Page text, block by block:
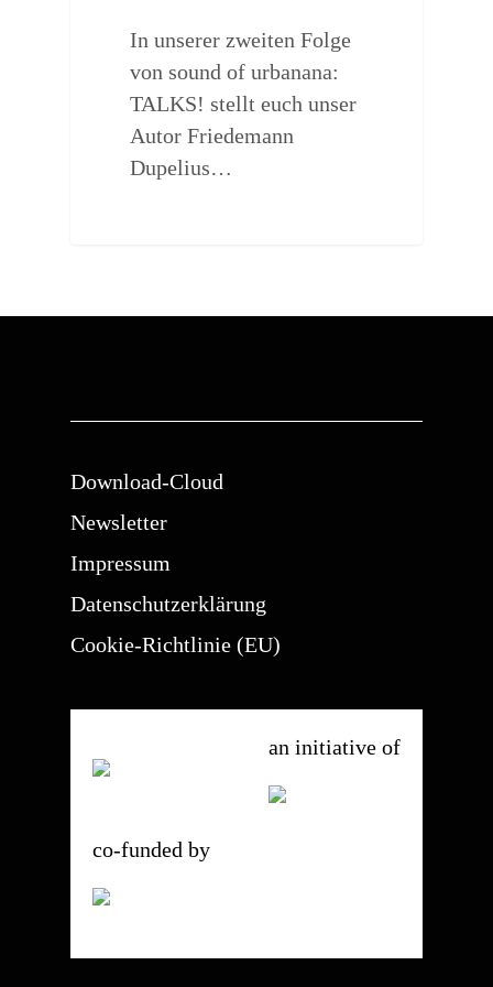
In unserer zweiten Folge
von sound of urbanana:
TALKS! stellt euch unser
Autor Friedemann
Dupelius…
Download-Cloud
Newsletter
Impressum
Datenschutzerklärung
Cookie-Richtlinie (EU)
an initiative of
co-funded by